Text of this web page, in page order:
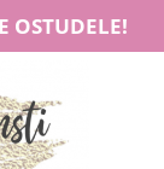
OSTUDELE!